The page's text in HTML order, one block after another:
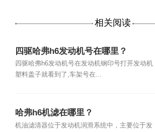
相关阅读
四驱哈弗h6发动机号在哪里？
四驱哈弗h6发动机号在发动机钢印号打开发动机
塑料盖子就看到了,车架号在...
哈弗h6机滤在哪里？
机油滤清器位于发动机润滑系统中，主要位于发